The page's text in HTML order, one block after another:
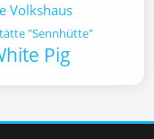
Volkshaus
"Sennhütte"
Pig